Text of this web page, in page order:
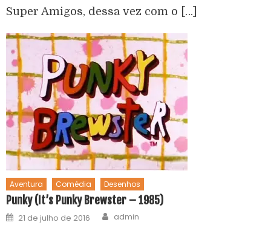
Super Amigos, dessa vez com o […]
Aventura Comédia Desenhos
Punky (It’s Punky Brewster – 1985)
21 de julho de 2016 admin